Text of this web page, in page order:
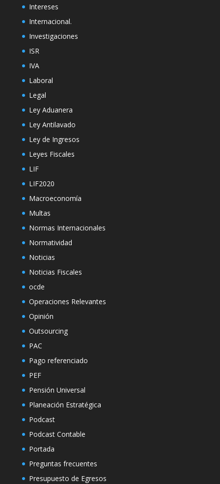
Intereses
Internacional.
Investigaciones
ISR
IVA
Laboral
Legal
Ley Aduanera
Ley Antilavado
Ley de Ingresos
Leyes Fiscales
LIF
LIF2020
Macroeconomía
Multas
Normas Internacionales
Normatividad
Noticias
Noticias Fiscales
ocde
Operaciones Relevantes
Opinión
Outsourcing
PAC
Pago referenciado
PEF
Pensión Universal
Planeación Estratégica
Podcast
Podcast Contable
Portada
Preguntas frecuentes
Presupuesto de Egresos